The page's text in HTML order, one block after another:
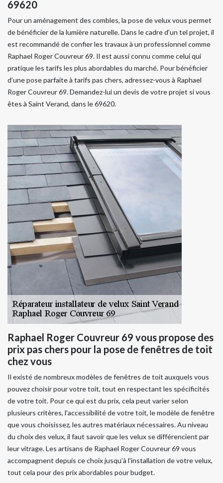
69620
Pour un aménagement des combles, la pose de velux vous permet
de bénéficier de la lumière naturelle. Dans le cadre d’un tel projet, il
est recommandé de confier les travaux à un professionnel comme
Raphael Roger Couvreur 69. Il est aussi connu comme celui qui
pratique les tarifs les plus abordables du marché. Pour bénéficier
d’une pose parfaite à tarifs pas chers, adressez-vous à Raphael
Roger Couvreur 69. Demandez-lui un devis de votre projet si vous
êtes à Saint Verand, dans le 69620.
Raphael Roger Couvreur 69 vous propose des
prix pas chers pour la pose de fenêtres de toit
chez vous
Il existé de nombreux modèles de fenêtres de toit auxquels vous
pouvez choisir pour votre toit, tout en respectant les spécificités
de votre toit. Pour ce qui est du prix, cela peut varier selon
plusieurs critères, l'accessibilité de votre toit, le modèle de fenêtre
que vous choisissez, les autres matériaux nécessaires. Au niveau
du choix des velux, il faut savoir que les velux se différencient par
leur vitrage. Les artisans de Raphael Roger Couvreur 69 vous
accompagnent depuis ce choix jusqu’à l'installation de votre velux,
tout cela pour des prix abordables pour budget.